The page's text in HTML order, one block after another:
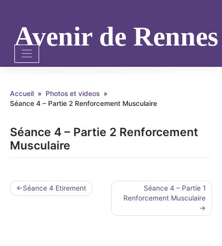
Avenir de
Accueil » Photos et videos »
Séance 4 – Partie 2 Renforcement Musculaire
Séance 4 – Partie 2 Renforcement
Musculaire
Navigation
Séance 4 Etirement
Séance 4 – Partie 1
Renforcement Musculaire